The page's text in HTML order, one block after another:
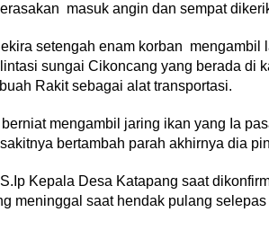
masuk angin dan sempat
setengah enam korban mengambil
sungai Cikoncang yang berada di
Rakit sebagai alat transportasi.
mengambil jaring ikan yang Ia
bertambah parah akhirnya dia
Kepala Desa Katapang saat
meninggal saat hendak pulang